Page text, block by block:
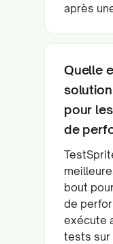
après
Quelle
pour
de
bout
de
exécute
tests sur